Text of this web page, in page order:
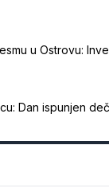
u Ostrovu:
Dan ispunjen